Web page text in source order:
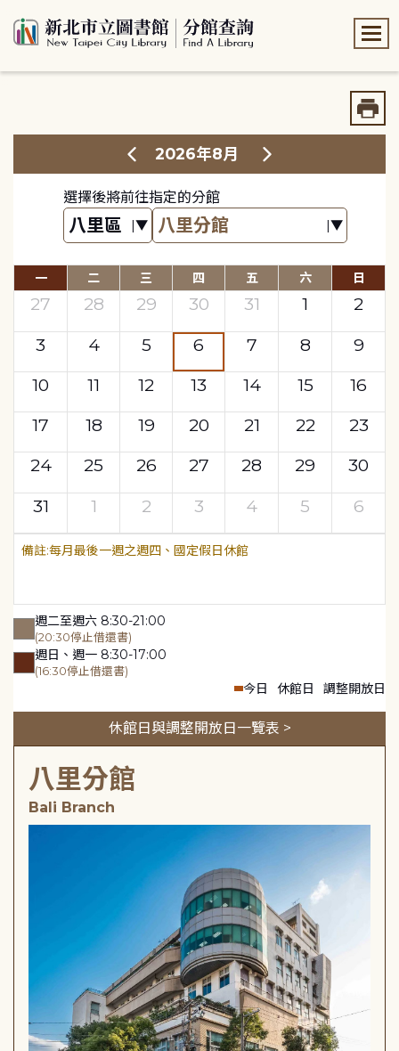
2026年8月
選擇後將前往指定的分館
一 二 三 四 五 六 日
27 28 29 30 31 1
2
3
4 5 6 7 8
9
10
11 12 13 14 15
16
17
18 19 20 21 22
23
24
25 26 27 28 29
30
31
1 2 3 4 5 6
每月最後一週之週四、國定假日休館
週二至週六 8:30-21:00
(20:30停止借還書)
週日、週一 8:30-17:00
(16:30停止借還書)
今日 休館日 調整開放日
休館日與調整開放日一覽表 >
八里分館
Bali Branch